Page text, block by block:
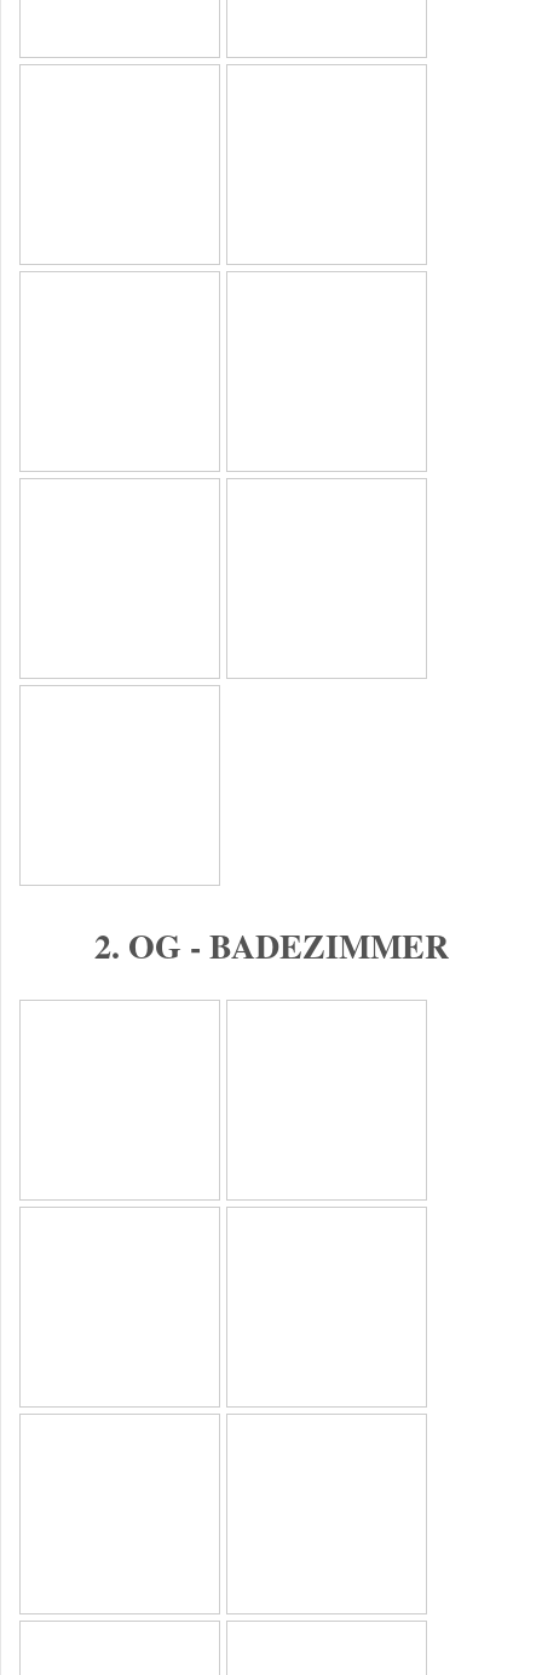
2. OG - BADEZIMMER